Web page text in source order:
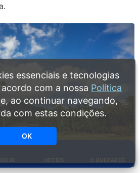
IR HOTÉIS O QUE FAZER
essenciais e tecnologias
com a nossa Política
e, ao continuar navegando,
com estas condições.
OK